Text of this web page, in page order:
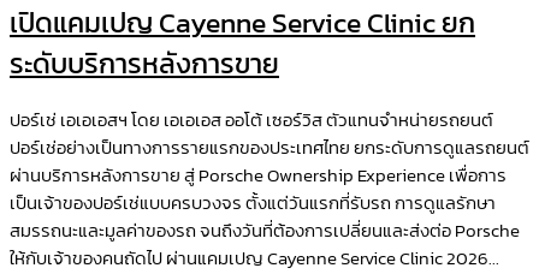
เปิดแคมเปญ Cayenne Service Clinic ยก
ระดับบริการหลังการขาย
ปอร์เช่ เอเอเอสฯ โดย เอเอเอส ออโต้ เซอร์วิส ตัวแทนจำหน่ายรถยนต์
ปอร์เช่อย่างเป็นทางการรายแรกของประเทศไทย ยกระดับการดูแลรถยนต์
ผ่านบริการหลังการขาย สู่ Porsche Ownership Experience เพื่อการ
เป็นเจ้าของปอร์เช่แบบครบวงจร ตั้งแต่วันแรกที่รับรถ การดูแลรักษา
สมรรถนะและมูลค่าของรถ จนถึงวันที่ต้องการเปลี่ยนและส่งต่อ Porsche
ให้กับเจ้าของคนถัดไป ผ่านแคมเปญ Cayenne Service Clinic 2026...